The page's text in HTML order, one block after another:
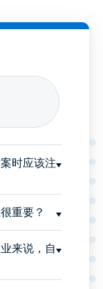
时应该注
重要？
来说，自